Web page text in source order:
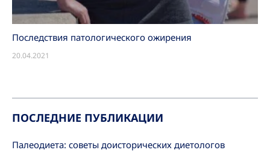
Последствия патологического ожирения
20.04.2021
ПОСЛЕДНИЕ ПУБЛИКАЦИИ
Палеодиета: советы доисторических диетологов